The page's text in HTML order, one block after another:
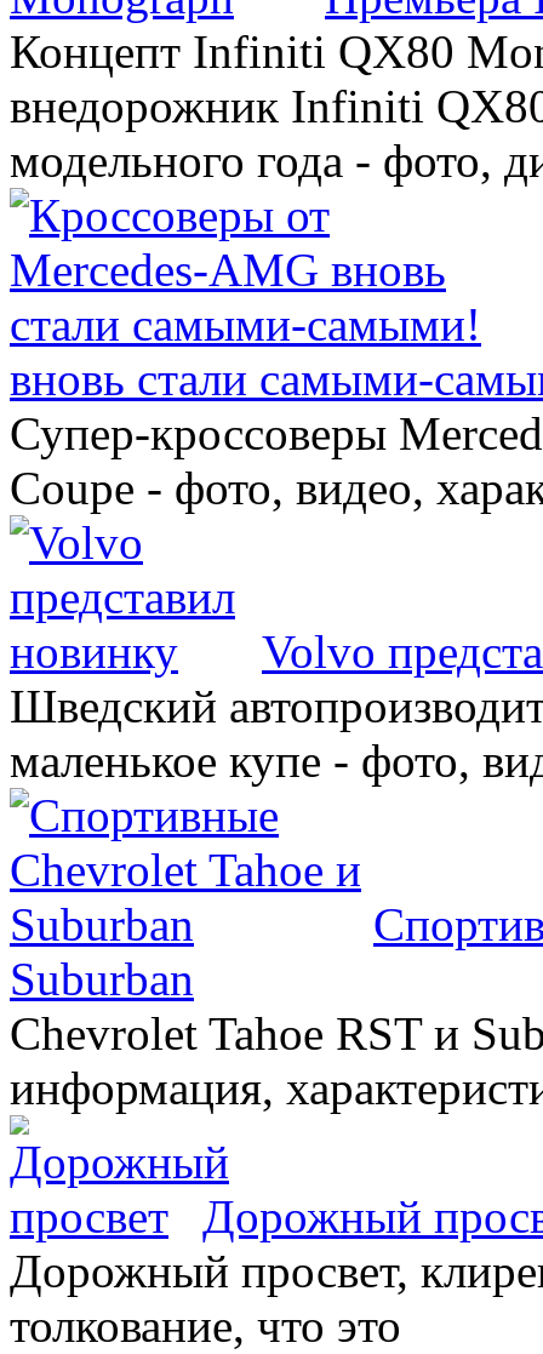
Концепт Infiniti QX80
внедорожник Infiniti
модельного года - фото,
вновь стали самыми-
Супер-кроссоверы
Coupe - фото, видео,
Volvo
Шведский
маленькое купе - фото,
Suburban
Chevrolet Tahoe RST и
информация,
Дорожный
Дорожный просвет,
толкование, что это